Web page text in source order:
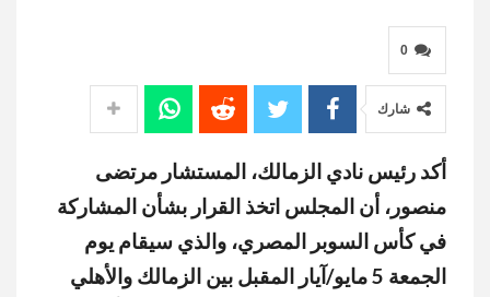
0
شارك
أكد رئيس نادي الزمالك، المستشار مرتضى
منصور، أن المجلس اتخذ القرار بشأن المشاركة
في كأس السوبر المصري، والذي سيقام يوم
الجمعة 5 مايو/آيار المقبل بين الزمالك والأهلي